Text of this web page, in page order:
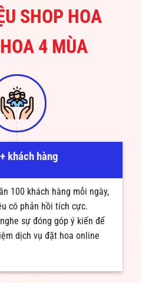
SHOP HOA
4 MÙA
khách hàng
100 khách hàng mỗi ngày,
có phản hồi tích cực.
sự đóng góp ý kiến để
dịch vụ đặt hoa online